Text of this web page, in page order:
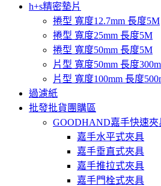
h+s精密墊片
捲型 寬度12.7mm 長度5M
捲型 寬度25mm 長度5M
捲型 寬度50mm 長度5M
片型 寬度50mm 長度
片型 寬度100mm 長度
過濾紙
批發批貨團購區
GOODHAND嘉手快速夾
嘉手水平式夾具
嘉手垂直式夾具
嘉手推拉式夾具
嘉手門栓式夾具